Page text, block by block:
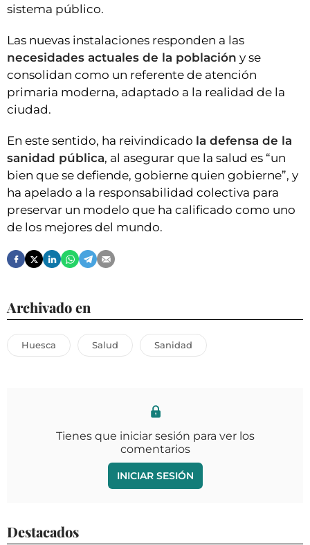
sistema público.
Las nuevas instalaciones responden a las
necesidades actuales de la población y se
consolidan como un referente de atención
primaria moderna, adaptado a la realidad de la
ciudad.
En este sentido, ha reivindicado la defensa de la
sanidad pública, al asegurar que la salud es “un
bien que se defiende, gobierne quien gobierne”, y
ha apelado a la responsabilidad colectiva para
preservar un modelo que ha calificado como uno
de los mejores del mundo.
Archivado en
Huesca Salud Sanidad
Tienes que iniciar sesión para ver los
comentarios
INICIAR SESIÓN
Destacados